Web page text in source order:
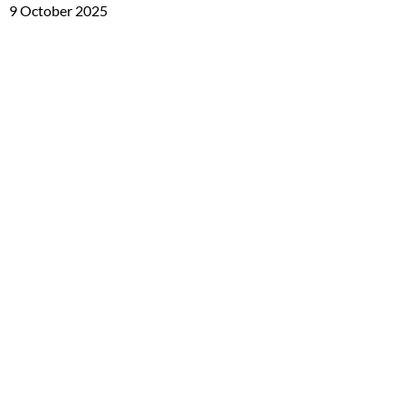
9 October 2025